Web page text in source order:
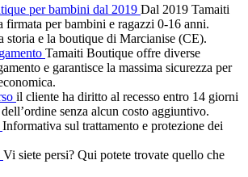
per bambini dal 2019 Dal 2019 Tamaiti
firmata per bambini e ragazzi 0-16 anni.
storia e la boutique di Marcianise (CE).
Tamaiti Boutique offre diverse
e garantisce la massima sicurezza per
il cliente ha diritto al recesso entro 14 giorni
senza alcun costo aggiuntivo.
Informativa sul trattamento e protezione dei
Vi siete persi? Qui potete trovate quello che